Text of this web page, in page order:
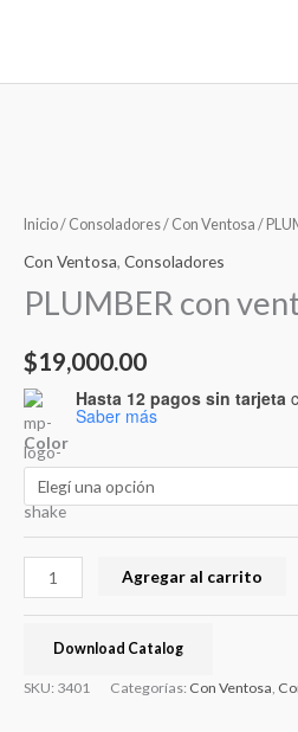
Inicio/ Consoladores/ Con Ventosa /
Con Ventosa, Consoladores
PLUMBER con
$19,000.00
Hasta 12 pagos sin tarjeta
Saber más
Color
ventosa
cantidad
Agregar al carrito
Download Catalog
SKU: 3401 Categorías: Con Ventosa,